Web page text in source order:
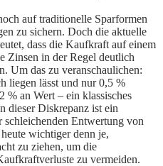
auf traditionelle Sparformen
zu sichern. Doch die aktuelle
dass die Kaufkraft auf einem
Zinsen in der Regel deutlich
Um das zu veranschaulichen:
liegen lässt und nur 0,5 %
% an Wert – ein klassisches
dieser Diskrepanz ist ein
Entwertung von
wichtiger denn je,
zu ziehen, um die
zu vermeiden.